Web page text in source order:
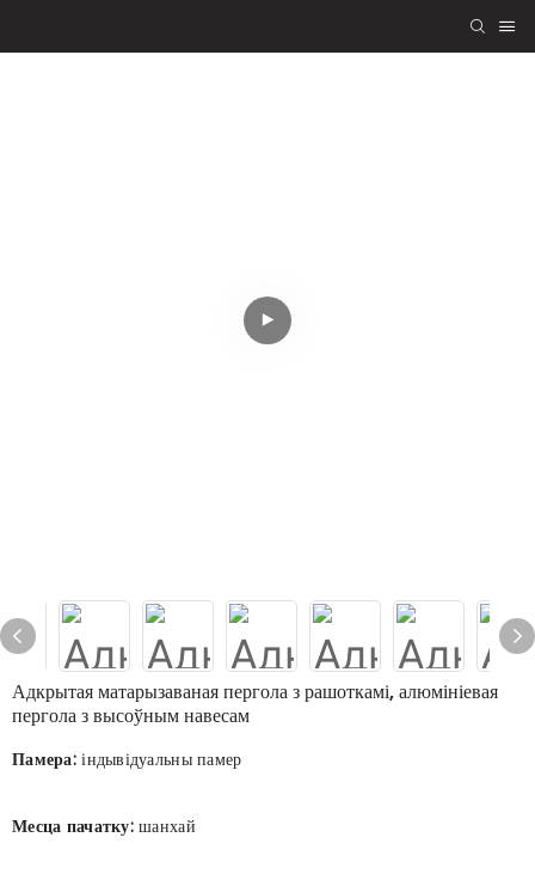
Адкрытая матарызаваная пергола з рашоткамі, алюмініевая
пергола з высоўным навесам
Памера:індывідуальны памер
Месца пачатку:шанхай